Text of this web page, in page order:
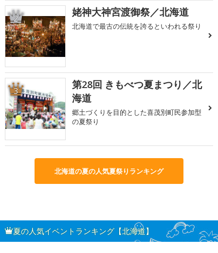
2 姥神大神宮渡御祭／北海道
北海道で最古の伝統を誇るといわれる祭り
3
第28回 きもべつ夏まつり／北
海道
郷土づくりを目的とした喜茂別町民参加型
の夏祭り
北海道の夏の人気夏祭りランキング
夏の人気イベントランキング【北海道】